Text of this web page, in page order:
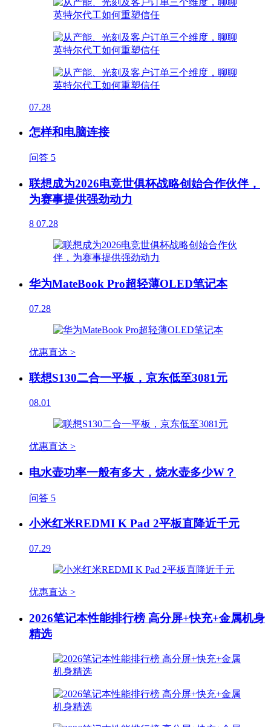
07.28
怎样和电脑连接
问答 5
联想成为2026电竞世俱杯战略创始合作伙伴，
为赛事提供强劲动力
8 07.28
华为MateBook Pro超轻薄OLED笔记本
07.28
优惠直达 >
联想S130二合一平板，京东低至3081元
08.01
优惠直达 >
电水壶功率一般有多大，烧水壶多少W？
问答 5
小米红米REDMI K Pad 2平板直降近千元
07.29
优惠直达 >
2026笔记本性能排行榜 高分屏+快充+金属机身
精选